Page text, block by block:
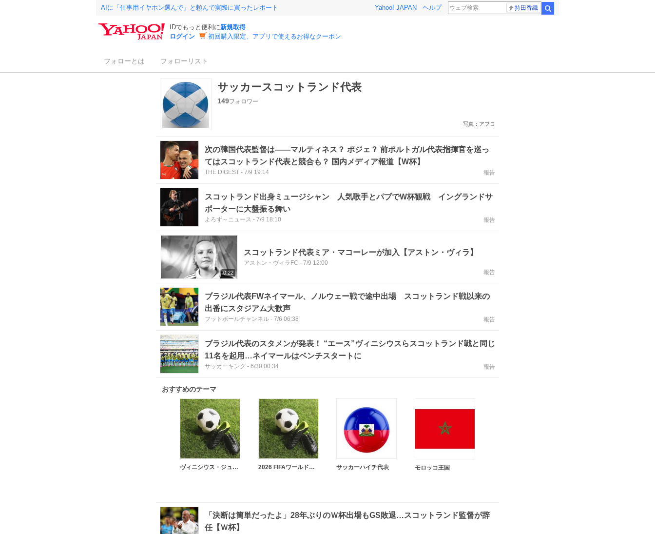
AIに「仕事用イヤホン選んで」と頼んで実際に買ったレポート Yahoo! JAPAN ヘルプ 持田香織
IDでもっと便利に新規取得
ログイン
初回購入限定、アプリで使えるお得なクーポン
フォローとは フォローリスト
サッカースコットランド代表
149フォロワー
写真：アフロ
次の韓国代表監督は――マルティネス？ ポジェ？ 前ポルトガル代表指揮官を巡っ
てはスコットランド代表と競合も？ 国内メディア報道【W杯】
THE DIGEST - 7/9 19:14 報告
スコットランド出身ミュージシャン 人気歌手とパブでW杯観戦 イングランドサ
ポーターに大盤振る舞い
よろず～ニュース - 7/9 18:10 報告
0:22
スコットランド代表ミア・マコーレーが加入【アストン・ヴィラ】
アストン・ヴィラFC - 7/9 12:00
報告
ブラジル代表FWネイマール、ノルウェー戦で途中出場 スコットランド戦以来の
出番にスタジアム大歓声
フットボールチャンネル - 7/6 06:38 報告
ブラジル代表のスタメンが発表！ “エース”ヴィニシウスらスコットランド戦と同じ
11名を起用…ネイマールはベンチスタートに
サッカーキング - 6/30 00:34 報告
おすすめのテーマ
ヴィニシウス・ジュニオール 2026 FIFAワールドカップ サッカーハイチ代表 モロッコ王国
「決断は簡単だったよ」28年ぶりのＷ杯出場もGS敗退…スコットランド監督が辞
任【Ｗ杯】